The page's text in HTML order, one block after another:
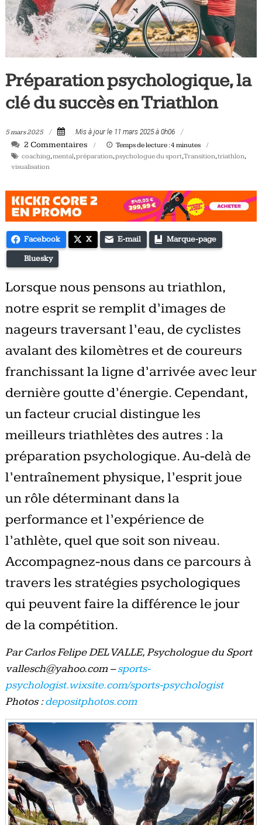
Tous
les
jours,
votre
vélo
triathlon
Préparation psychologique, la
clé du succès en Triathlon
5 mars 2025 Mis à jour le 11 mars 2025 à 0h06
2 Commentaires Temps de lecture :4 minutes
coaching,mental,préparation,psychologue du sport,Transition,triathlon,
visualisation
Facebook X E-mail Marque-page
Bluesky
Lorsque nous pensons au triathlon,
notre esprit se remplit d’images de
nageurs traversant l’eau, de cyclistes
avalant des kilomètres et de coureurs
franchissant la ligne d’arrivée avec leur
dernière goutte d’énergie. Cependant,
un facteur crucial distingue les
meilleurs triathlètes des autres : la
préparation psychologique. Au-delà de
l’entraînement physique, l’esprit joue
un rôle déterminant dans la
performance et l’expérience de
l’athlète, quel que soit son niveau.
Accompagnez-nous dans ce parcours à
travers les stratégies psychologiques
qui peuvent faire la différence le jour
de la compétition.
Par Carlos Felipe DEL VALLE, Psychologue du Sport
vallesch@yahoo.com –sports-
psychologist.wixsite.com/sports-psychologist
Photos :depositphotos.com